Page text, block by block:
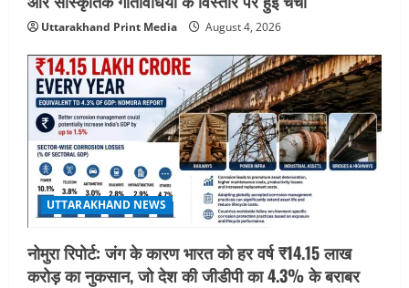
Uttarakhand Print Media August 4, 2026
UTTARAKHAND NEWS
नोमुरा रिपोर्ट: जंग के कारण भारत को हर वर्ष ₹14.15 लाख
करोड़ का नुकसान, जो देश की जीडीपी का 4.3% के बराबर